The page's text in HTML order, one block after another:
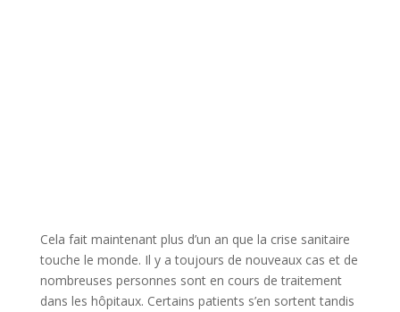
Cela fait maintenant plus d’un an que la crise sanitaire
touche le monde. Il y a toujours de nouveaux cas et de
nombreuses personnes sont en cours de traitement
dans les hôpitaux. Certains patients s’en sortent tandis